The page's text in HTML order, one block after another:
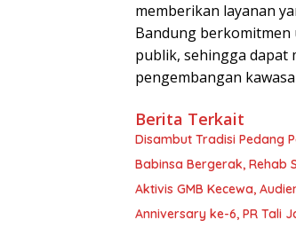
memberikan layanan
Bandung berkomitmen
publik, sehingga dapat
pengembangan
Berita Terkait
Disambut Tradisi Pedang
Babinsa Bergerak, Rehab
Aktivis GMB Kecewa,
Anniversary ke-6, PR Tali